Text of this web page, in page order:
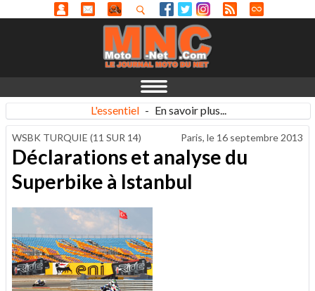
L'essentiel - En savoir plus...
WSBK TURQUIE (11 SUR 14) Paris, le 16 septembre 2013
Déclarations et analyse du
Superbike à Istanbul